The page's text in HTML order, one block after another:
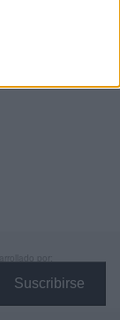
Suscribirse